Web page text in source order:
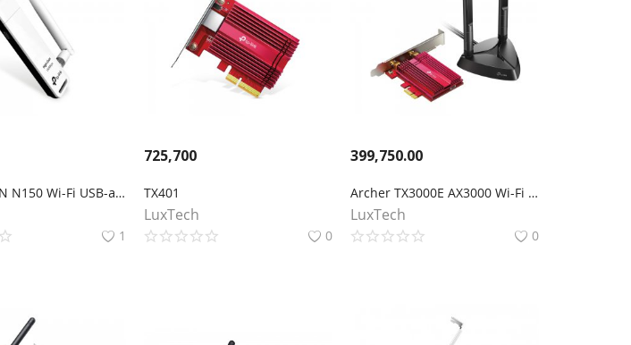
TL-WN722N N150 Wi-Fi USB-адаптер высокого усиления
1
725,700
TX401
LuxTech
0
399,750.00
Archer TX3000E AX3000 Wi-Fi 6 Bluetooth 5.0 адаптер PCI Express
LuxTech
0